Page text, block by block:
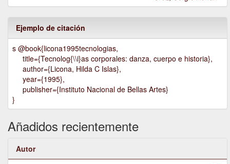
Ejemplo de citación
s @book{licona1995tecnologias,
title={Tecnolog{\\i}as corporales: danza, cuerpo e historia},
author={Licona, Hilda C Islas},
year={1995},
publisher={Instituto Nacional de Bellas Artes}
}
Añadidos recientemente
Autor